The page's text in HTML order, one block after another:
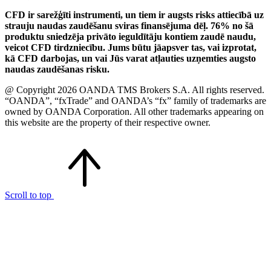
CFD ir sarežģīti instrumenti, un tiem ir augsts risks attiecībā uz
strauju naudas zaudēšanu sviras finansējuma dēļ. 76% no šā
produktu sniedzēja privāto ieguldītāju kontiem zaudē naudu,
veicot CFD tirdzniecību. Jums būtu jāapsver tas, vai izprotat,
kā CFD darbojas, un vai Jūs varat atļauties uzņemties augsto
naudas zaudēšanas risku.
@ Copyright 2026 OANDA TMS Brokers S.A. All rights reserved.
“OANDA”, “fxTrade” and OANDA’s “fx” family of trademarks are
owned by OANDA Corporation. All other trademarks appearing on
this website are the property of their respective owner.
Scroll to top